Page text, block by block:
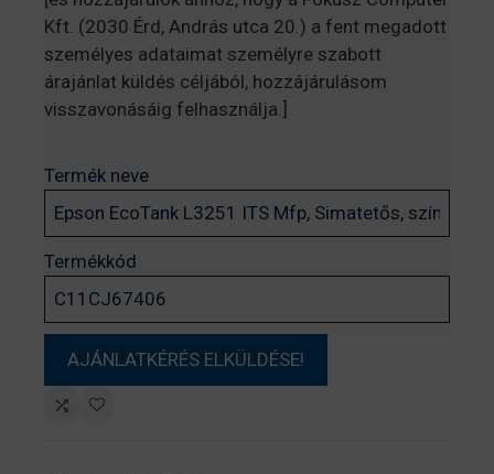
Kft. (2030 Érd, András utca 20.) a fent megadott
személyes adataimat személyre szabott
árajánlat küldés céljából, hozzájárulásom
visszavonásáig felhasználja.]
Termék neve
Termékkód